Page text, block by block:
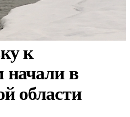
к
начали в
области